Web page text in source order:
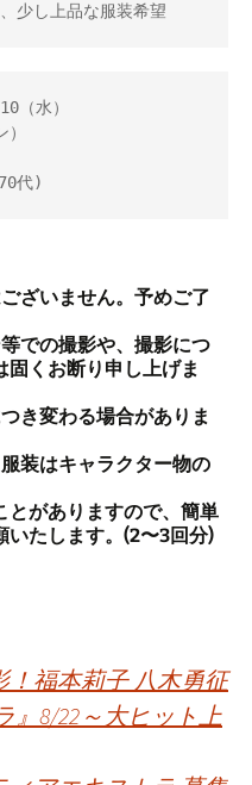
少し上品な服装希望
（水）
代)
ざいません。予めご了
での撮影や、撮影につ
固くお断り申し上げま
き変わる場合がありま
装はキャラクター物の
とがありますので、簡単
いたします。(2〜3回分)
福本莉子 八木勇征
』8/22～大ヒット上